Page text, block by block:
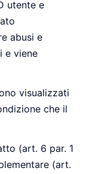
utente e
abusi e
e viene
visualizzati
che il
(art. 6 par. 1
(art.